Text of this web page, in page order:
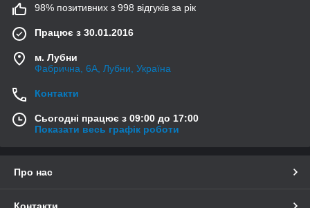
98% позитивних з 998 відгуків за рік
Працює з 30.01.2016
м. Лубни
Фабрична, 6А, Лубни, Україна
Контакти
Сьогодні працює з 09:00 до 17:00
Показати весь графік роботи
Про нас